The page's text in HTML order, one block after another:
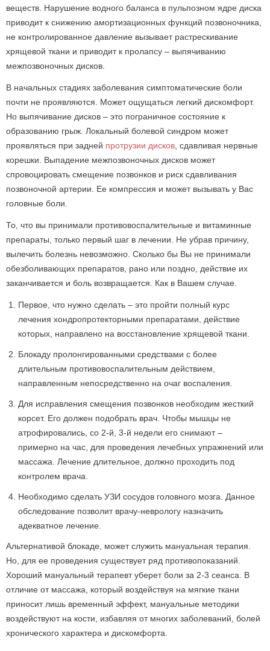
веществ. Нарушение водного баланса в пульпозном ядре диска
приводит к снижению амортизационных функций позвоночника,
не контролированное давление вызывает растрескивание
хрящевой ткани и приводит к пролапсу – выпячиванию
межпозвоночных дисков.
В начальных стадиях заболевания симптоматические боли
почти не проявляются. Может ощущаться легкий дискомфорт.
Но выпячивание дисков – это пограничное состояние к
образованию грыж. Локальный болевой синдром может
проявляться при задней протрузии дисков , сдавливая нервные
корешки. Выпадение межпозвоночных дисков может
спровоцировать смещение позвонков и риск сдавливания
позвоночной артерии. Ее компрессия и может вызывать у Вас
головные боли.
То, что вы принимали противовоспалительные и витаминные
препараты, только первый шаг в лечении. Не убрав причину,
вылечить болезнь невозможно. Сколько бы Вы не принимали
обезболивающих препаратов, рано или поздно, действие их
заканчивается и боль возвращается. Как в Вашем случае.
Первое, что нужно сделать – это пройти полный курс
лечения хондропротекторными препаратами, действие
которых, направлено на восстановление хрящевой ткани.
Блокаду пролонгированными средствами с более
длительным противовоспалительным действием,
направленным непосредственно на очаг воспаления.
Для исправления смещения позвонков необходим жесткий
корсет. Его должен подобрать врач. Чтобы мышцы не
атрофировались, со 2-й, 3-й недели его снимают –
примерно на час, для проведения лечебных упражнений или
массажа. Лечение длительное, должно проходить под
контролем врача.
Необходимо сделать УЗИ сосудов головного мозга. Данное
обследование позволит врачу-неврологу назначить
адекватное лечение.
Альтернативой блокаде, может служить мануальная терапия.
Но, для ее проведения существует ряд противопоказаний.
Хороший мануальный терапевт уберет боли за 2-3 сеанса. В
отличие от массажа, который воздействуя на мягкие ткани
приносит лишь временный эффект, мануальные методики
воздействуют на кости, избавляя от многих заболеваний, болей
хронического характера и дискомфорта.